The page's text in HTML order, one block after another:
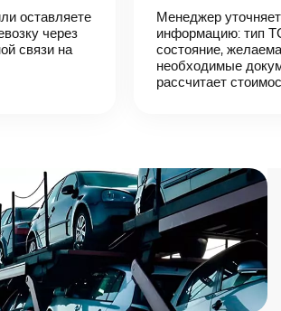
оставляете
через
связи на
Менеджер уточняет
информацию: тип
состояние,
необходимые
рассчитает